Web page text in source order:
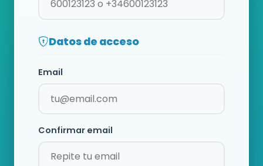
Datos de acceso
Email
Confirmar email